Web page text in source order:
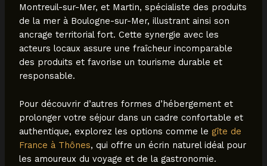
Montreuil-sur-Mer, et Martin, spécialiste des produits
de la mer à Boulogne-sur-Mer, illustrant ainsi son
ancrage territorial fort. Cette synergie avec les
acteurs locaux assure une fraîcheur incomparable
des produits et favorise un tourisme durable et
responsable.
Pour découvrir d’autres formes d’hébergement et
prolonger votre séjour dans un cadre confortable et
authentique, explorez les options comme le gîte de
France à Thônes, qui offre un écrin naturel idéal pour
les amoureux du voyage et de la gastronomie.